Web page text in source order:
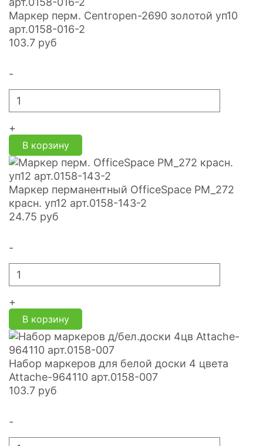
Маркер перм. Centropen-2690 золотой уп10
арт.0158-016-2
103.7 руб
-
+
В корзину
Маркер перманентный OfficeSpace PM_272
красн. уп12 арт.0158-143-2
24.75 руб
-
+
В корзину
Набор маркеров для белой доски 4 цвета
Attache-964110 арт.0158-007
103.7 руб
-